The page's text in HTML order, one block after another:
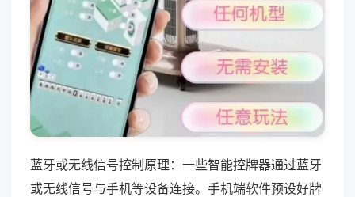
蓝牙或无线信号控制原理：一些智能控牌器通过蓝牙
或无线信号与手机等设备连接。手机端软件预设好牌